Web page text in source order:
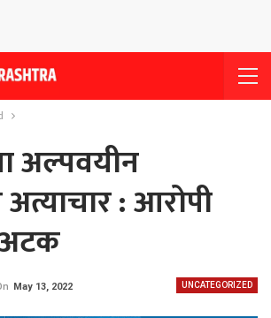
अल्पवयीन
: आरोपी
UNCATEGORIZED
May 13, 2022